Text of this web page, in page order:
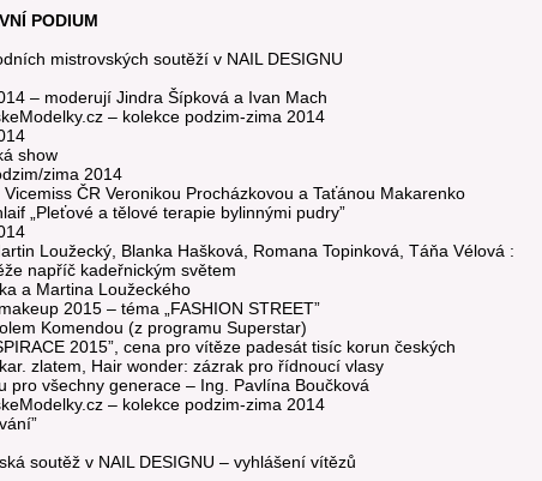
PODIUM
mistrovských soutěží v NAIL DESIGNU
– moderují Jindra Šípková a Ivan Mach
– kolekce podzim-zima 2014
show
zima 2014
ČR Veronikou Procházkovou a Taťánou Makarenko
„Pleťové a tělové terapie bylinnými pudry”
Loužecký, Blanka Hašková, Romana Topinková, Táňa Vélová :
napříč kadeřnickým světem
a Martina Loužeckého
2015 – téma „FASHION STREET”
Komendou (z programu Superstar)
2015”, cena pro vítěze padesát tisíc korun českých
zlatem, Hair wonder: zázrak pro řídnoucí vlasy
pro všechny generace – Ing. Pavlína Boučková
– kolekce podzim-zima 2014
soutěž v NAIL DESIGNU – vyhlášení vítězů